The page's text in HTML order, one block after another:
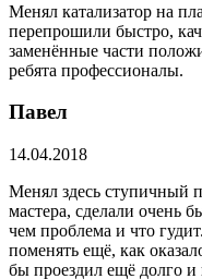
Менял катализатор на
перепрошили быстро,
заменённые части
ребята профессионалы.
Павел
14.04.2018
Менял здесь ступичный
мастера, сделали очень
чем проблема и что
поменять ещё, как
бы проездил ещё долго